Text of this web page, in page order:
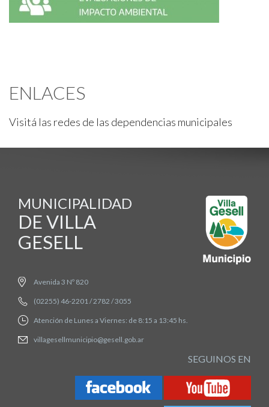
ENLACES
Visitá las redes de las dependencias municipales
MUNICIPALIDAD
DE VILLA
GESELL
Avenida 3 Nº 820
(02255) 46-2201 / 2782 / 3055
Atención de Lunes a Viernes: de 8:15 a 13:45 hs.
villagesellmunicipio@gesell.gob.ar
SEGUINOS EN